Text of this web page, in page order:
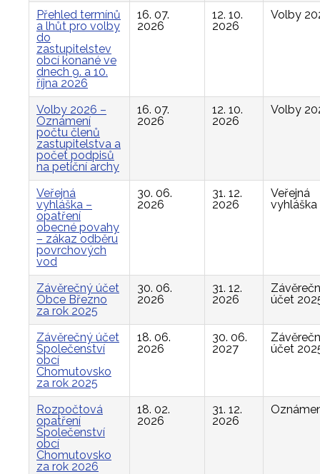
Přehled termínů
a lhůt pro volby
do
zastupitelstev
obcí konané ve
dnech 9. a 10.
října 2026
16. 07.
2026
12. 10.
2026
Volby
Volby 2026 –
Oznámení
počtu členů
zastupitelstva a
počet podpisů
na petiční archy
16. 07.
2026
12. 10.
2026
Volby
Veřejná
vyhláška –
opatření
obecné povahy
– zákaz odběru
povrchových
vod
30. 06.
2026
31. 12.
2026
Veřejná
vyhláška
Závěrečný účet
Obce Březno
za rok 2025
30. 06.
2026
31. 12.
2026
účet
Závěrečný účet
Společenství
obcí
Chomutovsko
za rok 2025
18. 06.
2026
30. 06.
2027
účet
Rozpočtová
opatření
Společenství
obcí
Chomutovsko
za rok 2026
18. 02.
2026
31. 12.
2026